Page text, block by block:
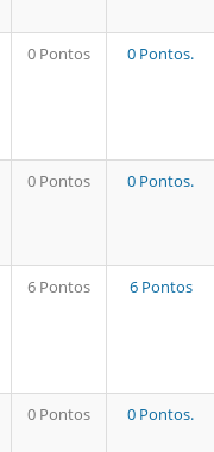
0 Pontos 0 Pontos.
0 Pontos 0 Pontos.
6 Pontos 6 Pontos
0 Pontos 0 Pontos.